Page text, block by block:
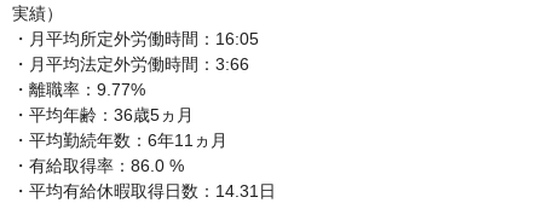
実績）
・月平均所定外労働時間：16:05
・月平均法定外労働時間：3:66
・離職率：9.77%
・平均年齢：36歳5ヵ月
・平均勤続年数：6年11ヵ月
・有給取得率：86.0 %
・平均有給休暇取得日数：14.31日